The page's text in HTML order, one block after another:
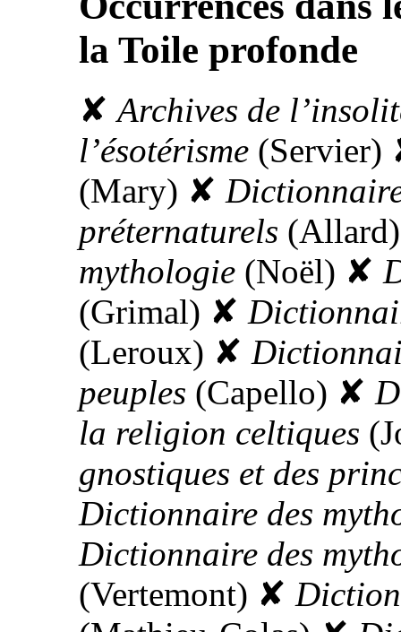
la Toile profonde
✘ Archives de
l’ésotérisme (Servier)
(Mary) ✘
préternaturels (Allard)
mythologie (Noël) ✘
(Grimal) ✘
(Leroux) ✘
peuples (Capello) ✘
la religion celtiques
gnostiques et des
Dictionnaire des
Dictionnaire des
(Vertemont) ✘